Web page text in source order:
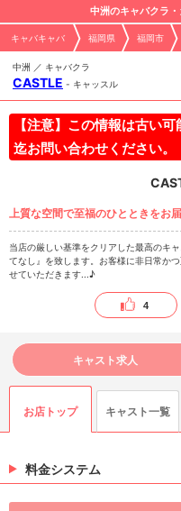
中洲のキャバクラ
キャバキャバ 福岡県 福岡市
中洲 ／ キャバクラ
CASTLE - キャッスル
【注意】この情報は古い
迄お問い合わせください。
上質な空間で至福のひとときをお
当店の厳しい基準をクリアした最高のキ
てなし』を致します。お客様に非日常か
せていただきます...♪
4
キャスト求人
お店トップ キャスト一覧
料金システム